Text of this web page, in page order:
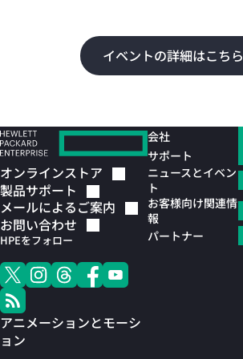
イベントの詳細はこちら
オンラインストア
製品サポート
メールによるご案内
お問い合わせ
HPEをフォロー
アニメーションとモーシ
ョン
会社
サポート
ニュースとイベン
ト
お客様向け関連情
報
パートナー